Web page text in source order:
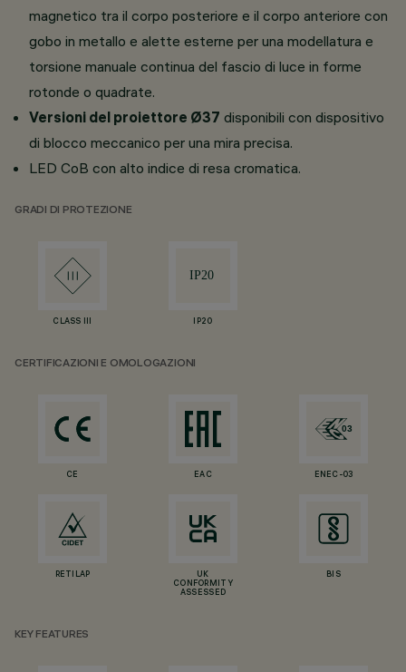
magnetico tra il corpo posteriore e il corpo anteriore con
gobo in metallo e alette esterne per una modellatura e
torsione manuale continua del fascio di luce in forme
rotonde o quadrate.
Versioni del proiettore Ø37 disponibili con dispositivo
di blocco meccanico per una mira precisa.
LED CoB con alto indice di resa cromatica.
GRADI DI PROTEZIONE
CLASS III IP20
CERTIFICAZIONI E OMOLOGAZIONI
CE EAC ENEC-03
RETILAP
UK
CONFORMITY
ASSESSED
BIS
KEY FEATURES